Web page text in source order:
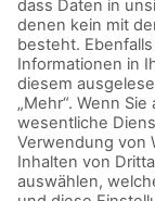
© Aurora Mühlen